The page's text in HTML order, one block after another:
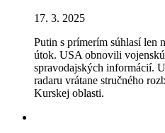
17. 3. 2025
Putin s prímerím súhlasí len
útok. USA obnovili
spravodajských informácií.
radaru vrátane stručného
Kurskej oblasti.